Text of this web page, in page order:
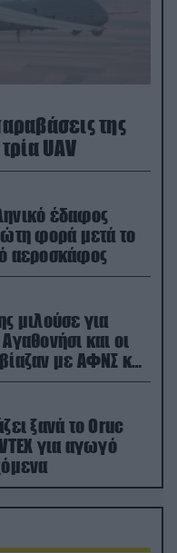
της
UAV
έδαφος
φορά μετά το
αεροσκάφος
μιλούσε για
και οι
με ΑΦΝΣ και
ξανά το Oruc
για αγωγό